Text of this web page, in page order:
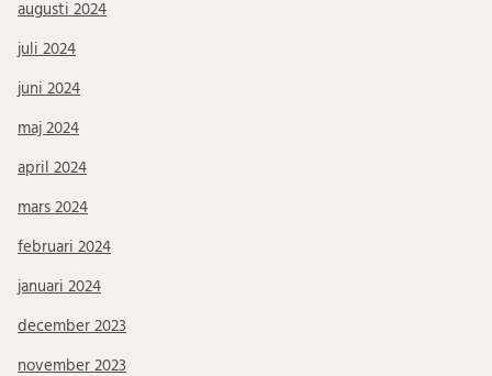
augusti 2024
juli 2024
juni 2024
maj 2024
april 2024
mars 2024
februari 2024
januari 2024
december 2023
november 2023